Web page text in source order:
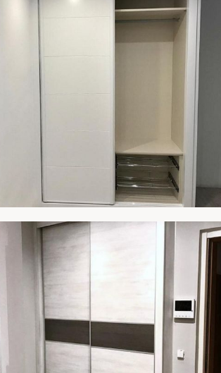
AMPLIAR
ARMARIO 251B
AMPLIAR